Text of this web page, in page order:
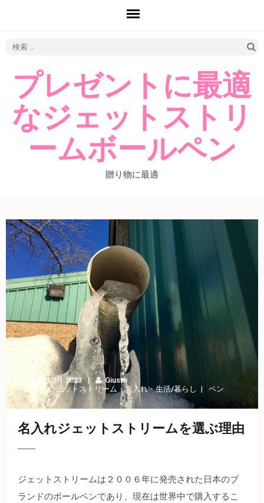
索:
プレゼントに最適
なジェットストリ
ームボールペン
贈り物に最適
3 2月 2023
Giusto
ジェットストリーム ・名入れ・生活/暮らし ペン
名入れジェットストリームを選ぶ理由
ジェットストリームは２００６年に発売された日本のブ
ランドのボールペンであり、現在は世界中で購入するこ